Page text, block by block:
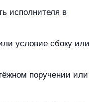
исполнителя в
условие сбоку или
поручении или